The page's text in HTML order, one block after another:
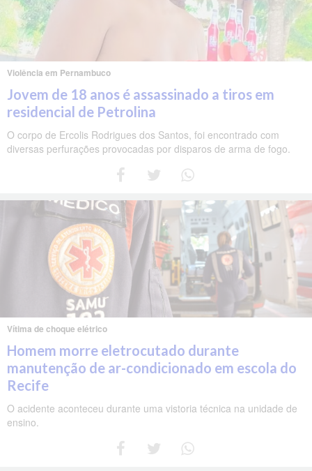
Violência em Pernambuco
Jovem de 18 anos é assassinado a tiros em
residencial de Petrolina
O corpo de Ercolis Rodrigues dos Santos, foi encontrado com
diversas perfurações provocadas por disparos de arma de fogo.
Vítima de choque elétrico
Homem morre eletrocutado durante
manutenção de ar-condicionado em escola do
Recife
O acidente aconteceu durante uma vistoria técnica na unidade de
ensino.